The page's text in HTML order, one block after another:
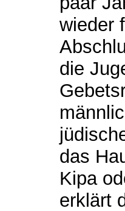
wieder
die
das
Kipa
erklärt